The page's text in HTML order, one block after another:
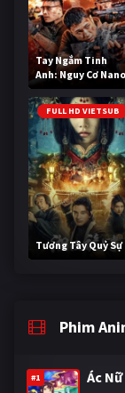
Tay Ngắm Tinh
Anh: Nguy Cơ Nano
FULL HD VIETSUB
Tương Tây Quỷ Sự
Phim
#1 Ác